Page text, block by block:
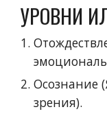
УРОВНИ
Осознание
зрения).